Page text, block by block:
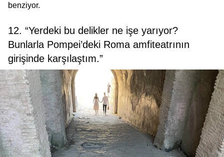
benziyor.
12. “Yerdeki bu delikler ne işe yarıyor?
Bunlarla Pompei’deki Roma amfiteatrının
girişinde karşılaştım.”